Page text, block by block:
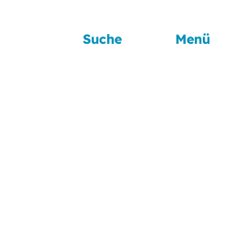
Suche Menü